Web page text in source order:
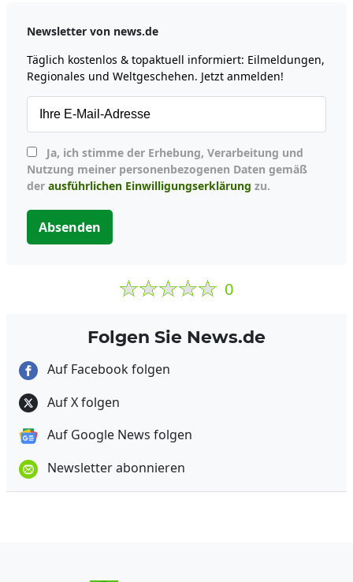
Newsletter von news.de
Täglich kostenlos & topaktuell informiert: Eilmeldungen,
Regionales und Weltgeschehen. Jetzt anmelden!
Nutzung meiner personenbezogenen Daten gemäß
der ausführlichen Einwilligungserklärung zu.
Absenden
0
Folgen Sie News.de
Auf Facebook folgen
Auf X folgen
Auf Google News folgen
Newsletter abonnieren